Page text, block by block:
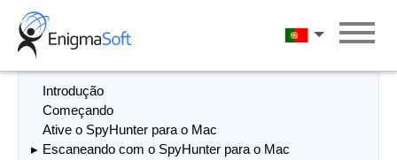
Skip
content
Português
Introdução
Começando
Ative o SpyHunter para o Mac
Escaneando com o SpyHunter para o Mac